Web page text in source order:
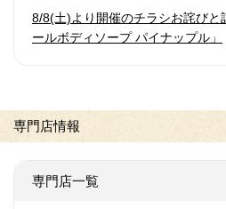
8/8(土)より開催のチラシお詫びと
ールボディソープ パイナップル」
専門店情報
専門店一覧